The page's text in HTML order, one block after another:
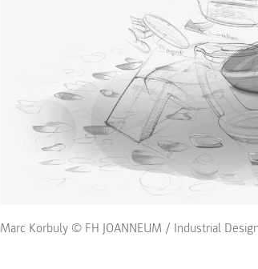
Marc Korbuly © FH JOANNEUM / Industrial Design